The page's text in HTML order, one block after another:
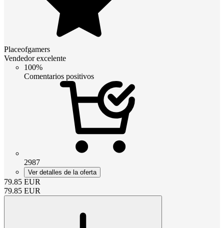
Placeofgamers
Vendedor excelente
100%
Comentarios positivos
2987
Ver detalles de la oferta
79.85 EUR
79.85 EUR